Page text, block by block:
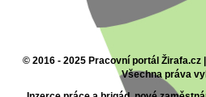
© 2016 - 2025 Pracovní portál Žirafa.cz
Všechna práva